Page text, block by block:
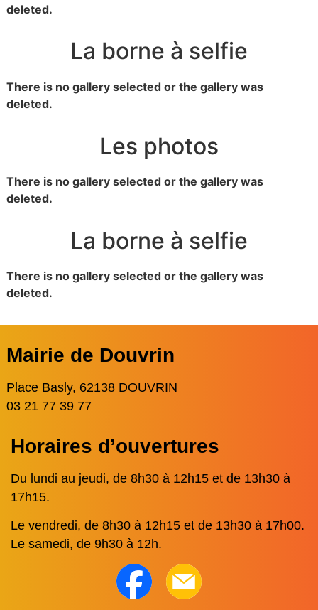
deleted.
La borne à selfie
There is no gallery selected or the gallery was
deleted.
Les photos
There is no gallery selected or the gallery was
deleted.
La borne à selfie
There is no gallery selected or the gallery was
deleted.
Mairie de Douvrin
Place Basly, 62138 DOUVRIN
03 21 77 39 77
Horaires d’ouvertures
Du lundi au jeudi, de 8h30 à 12h15 et de 13h30 à
17h15.
Le vendredi, de 8h30 à 12h15 et de 13h30 à 17h00.
Le samedi, de 9h30 à 12h.